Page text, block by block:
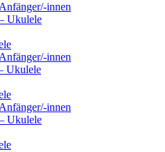
innen
Ukulele
innen
Ukulele
innen
Ukulele